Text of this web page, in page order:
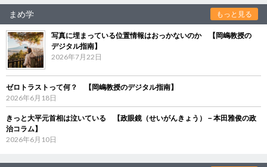
まめ学 もっと見る
写真に埋まっている位置情報はおっかないのか 【岡嶋教授の
デジタル指南】
2026年7月22日
ゼロトラストって何？ 【岡嶋教授のデジタル指南】
2026年6月18日
きっと大平元首相は泣いている 【政眼鏡（せいがんきょう）－本田雅俊の政
治コラム】
2026年6月10日